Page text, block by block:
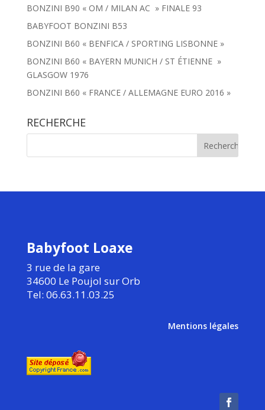
BONZINI B90 « OM / MILAN AC » FINALE 93
BABYFOOT BONZINI B53
BONZINI B60 « BENFICA / SPORTING LISBONNE »
BONZINI B60 « BAYERN MUNICH / ST ÉTIENNE »
GLASGOW 1976
BONZINI B60 « FRANCE / ALLEMAGNE EURO 2016 »
RECHERCHE
Babyfoot Loaxe
3 rue de la gare
34600 Le Poujol sur Orb
Tel: 06.63.11.03.25
Mentions légales